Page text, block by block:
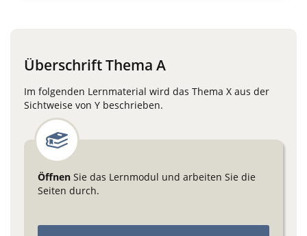
Überschrift Thema A
Im folgenden Lernmaterial wird das Thema X aus der
Sichtweise von Y beschrieben.
Öffnen Sie das Lernmodul und arbeiten Sie die
Seiten durch.